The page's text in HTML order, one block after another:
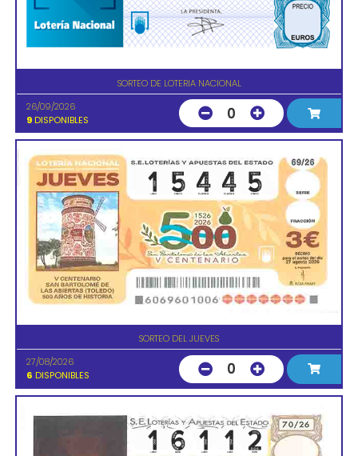
SORTEO DE LOTERIA NACIONAL
26/09/2026
9 DISPONIBLES 0
SORTEO DEL JUEVES
27/08/2026
6 DISPONIBLES 0